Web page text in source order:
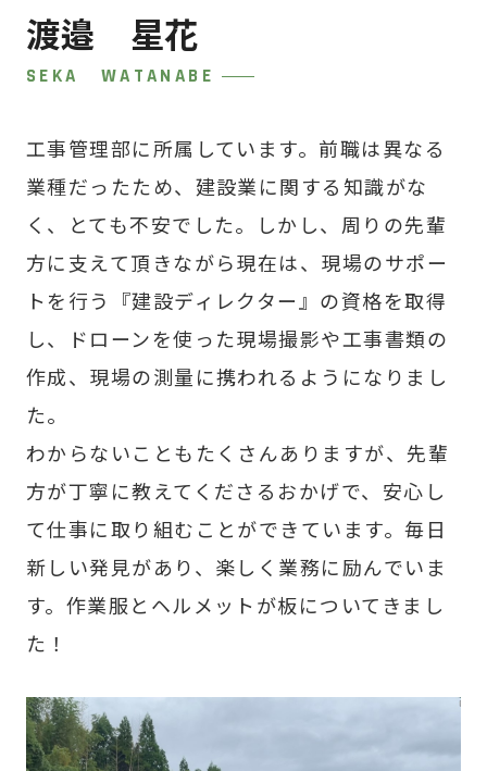
渡邉 星花
SEKA WATANABE
工事管理部に所属しています。前職は異なる
業種だったため、建設業に関する知識がな
く、とても不安でした。しかし、周りの先輩
方に支えて頂きながら現在は、現場のサポー
トを行う『建設ディレクター』の資格を取得
し、ドローンを使った現場撮影や工事書類の
作成、現場の測量に携われるようになりまし
た。
わからないこともたくさんありますが、先輩
方が丁寧に教えてくださるおかげで、安心し
て仕事に取り組むことができています。毎日
新しい発見があり、楽しく業務に励んでいま
す。作業服とヘルメットが板についてきまし
た！